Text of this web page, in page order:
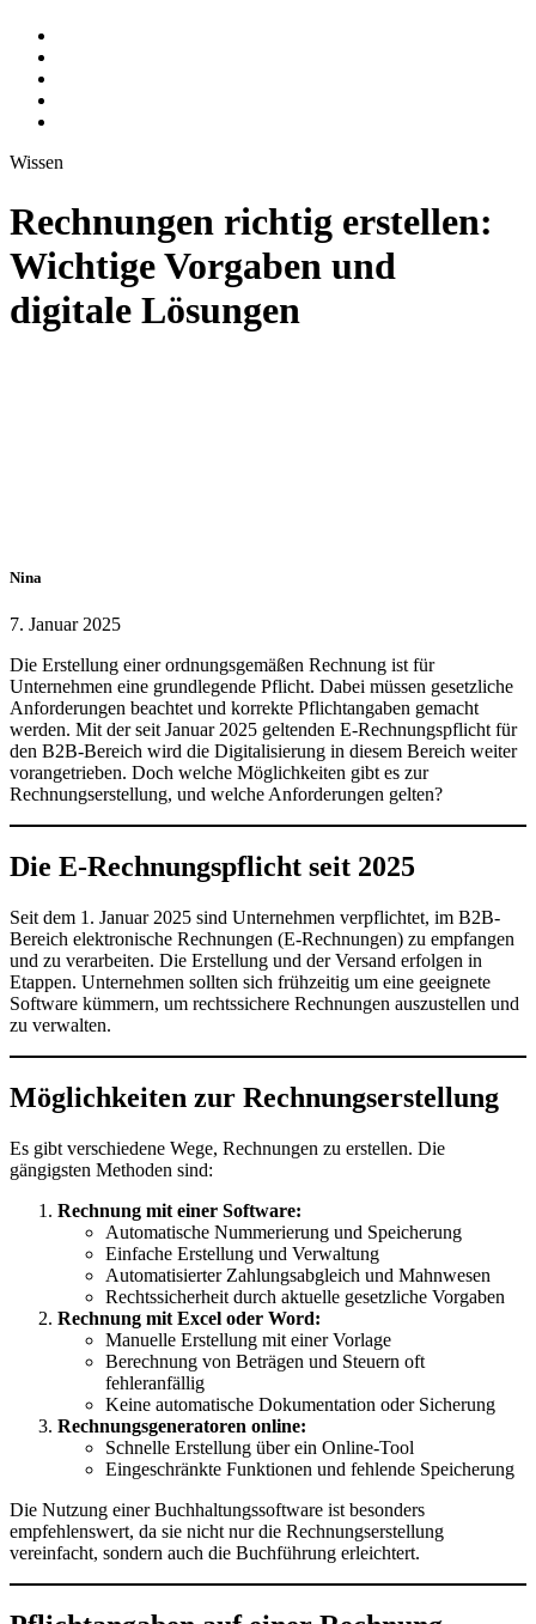
Wissen
Rechnungen richtig erstellen:
Wichtige Vorgaben und
digitale Lösungen
Nina
7. Januar 2025
Die Erstellung einer ordnungsgemäßen Rechnung ist für
Unternehmen eine grundlegende Pflicht. Dabei müssen gesetzliche
Anforderungen beachtet und korrekte Pflichtangaben gemacht
werden. Mit der seit Januar 2025 geltenden E-Rechnungspflicht für
den B2B-Bereich wird die Digitalisierung in diesem Bereich weiter
vorangetrieben. Doch welche Möglichkeiten gibt es zur
Rechnungserstellung, und welche Anforderungen gelten?
Die E-Rechnungspflicht seit 2025
Seit dem 1. Januar 2025 sind Unternehmen verpflichtet, im B2B-
Bereich elektronische Rechnungen (E-Rechnungen) zu empfangen
und zu verarbeiten. Die Erstellung und der Versand erfolgen in
Etappen. Unternehmen sollten sich frühzeitig um eine geeignete
Software kümmern, um rechtssichere Rechnungen auszustellen und
zu verwalten.
Möglichkeiten zur Rechnungserstellung
Es gibt verschiedene Wege, Rechnungen zu erstellen. Die
gängigsten Methoden sind:
Rechnung mit einer Software:
Automatische Nummerierung und Speicherung
Einfache Erstellung und Verwaltung
Automatisierter Zahlungsabgleich und Mahnwesen
Rechtssicherheit durch aktuelle gesetzliche Vorgaben
Rechnung mit Excel oder Word:
Manuelle Erstellung mit einer Vorlage
Berechnung von Beträgen und Steuern oft
fehleranfällig
Keine automatische Dokumentation oder Sicherung
Rechnungsgeneratoren online:
Schnelle Erstellung über ein Online-Tool
Eingeschränkte Funktionen und fehlende Speicherung
Die Nutzung einer Buchhaltungssoftware ist besonders
empfehlenswert, da sie nicht nur die Rechnungserstellung
vereinfacht, sondern auch die Buchführung erleichtert.